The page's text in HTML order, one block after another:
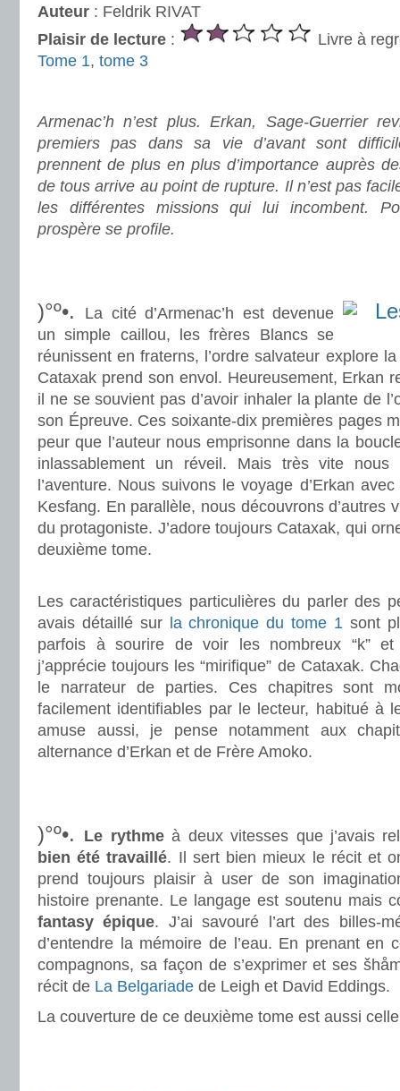
Auteur : Feldrik RIVAT
Plaisir de lecture :
Livre à
Tome 1, tome 3
Armenac’h n’est plus. Erkan, Sage-Guerrier
premiers pas dans sa vie d’avant sont
prennent de plus en plus d’importance auprès
de tous arrive au point de rupture. Il n’est pas
les différentes missions qui lui incombent.
prospère se profile.
)°º•.
La cité d’Armenac’h est devenue
un simple caillou, les frères Blancs se
réunissent en fraterns, l’ordre salvateur explore
Cataxak prend son envol. Heureusement, Erkan
il ne se souvient pas d’avoir inhaler la plante de
son Épreuve. Ces soixante-dix premières pages
peur que l’auteur nous emprisonne dans la
inlassablement un réveil. Mais très vite nous
l’aventure. Nous suivons le voyage d’Erkan
Kesfang. En parallèle, nous découvrons d’autres
du protagoniste. J’adore toujours Cataxak, qui
deuxième tome.
Les caractéristiques particulières du parler des
avais détaillé sur la chronique du tome 1sont
parfois à sourire de voir les nombreux “k” et
j’apprécie toujours les “mirifique” de Cataxak.
le narrateur de parties. Ces chapitres sont
facilement identifiables par le lecteur, habitué à
amuse aussi, je pense notamment aux
alternance d’Erkan et de Frère Amoko.
)°º•. Le rythmeà deux vitesses que j’avais
bien été travaillé. Il sert bien mieux le récit et
prend toujours plaisir à user de son
histoire prenante. Le langage est soutenu mais
fantasy épique. J’ai savouré l’art des billes-
d’entendre la mémoire de l’eau. En prenant en
compagnons, sa façon de s’exprimer et ses
récit de La Belgariade de Leigh et David Eddings.
La couverture de ce deuxième tome est aussi celle